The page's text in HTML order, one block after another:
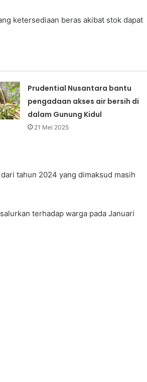
ketersediaan beras akibat stok dapat
Prudential Nusantara bantu
pengadaan akses air bersih di
dalam Gunung Kidul
21 Mei 2025
tahun 2024 yang dimaksud masih
terhadap warga pada Januari